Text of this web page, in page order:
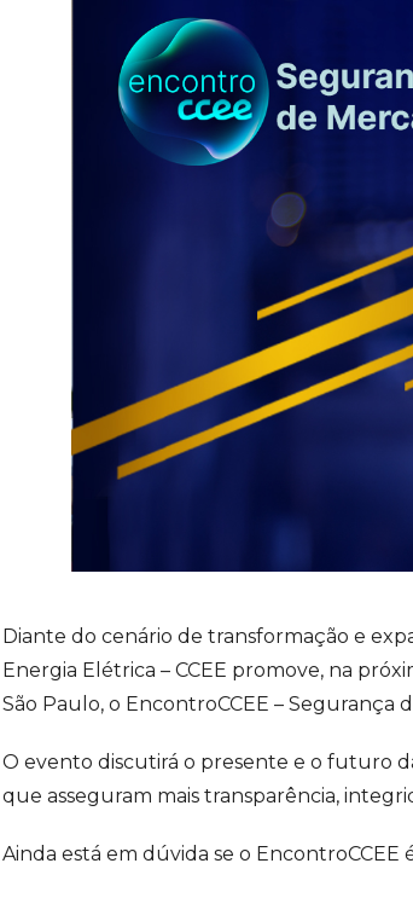
Diante do cenário de transformação e
Energia Elétrica – CCEE promove, na
São Paulo, o EncontroCCEE – Segurança
O evento discutirá o presente e o futuro
que asseguram mais transparência,
Ainda está em dúvida se o EncontroCCEE